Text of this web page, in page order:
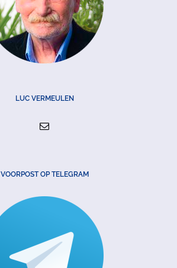
LUC VERMEULEN
VOORPOST OP TELEGRAM